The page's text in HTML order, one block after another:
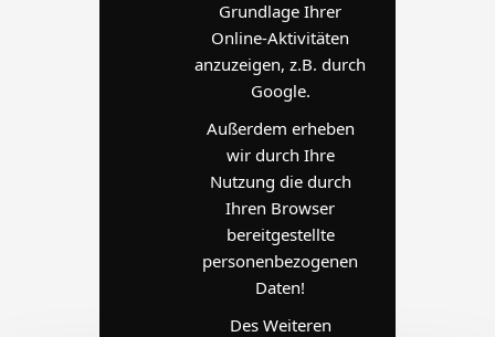
Grundlage Ihrer
Online-Aktivitäten
anzuzeigen, z.B. durch
Google.
Außerdem erheben
wir durch Ihre
Nutzung die durch
Ihren Browser
bereitgestellte
personenbezogenen
Daten!
Des Weiteren